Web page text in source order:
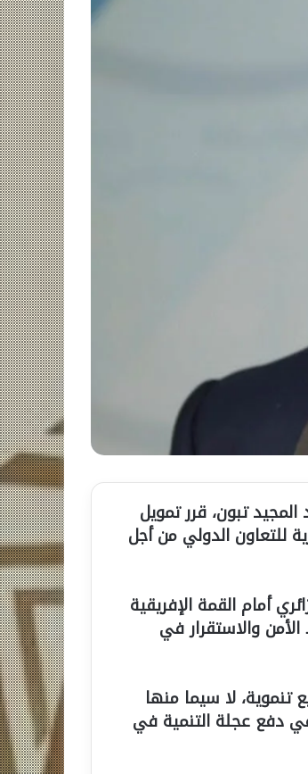
المجيد تبون، قرر تمويل
للتعاون الدولي من أجل
أمام القمة الإفريقية
الأمن والاستقرار في
تنموية، لا سيما منها
دفع عجلة التنمية في